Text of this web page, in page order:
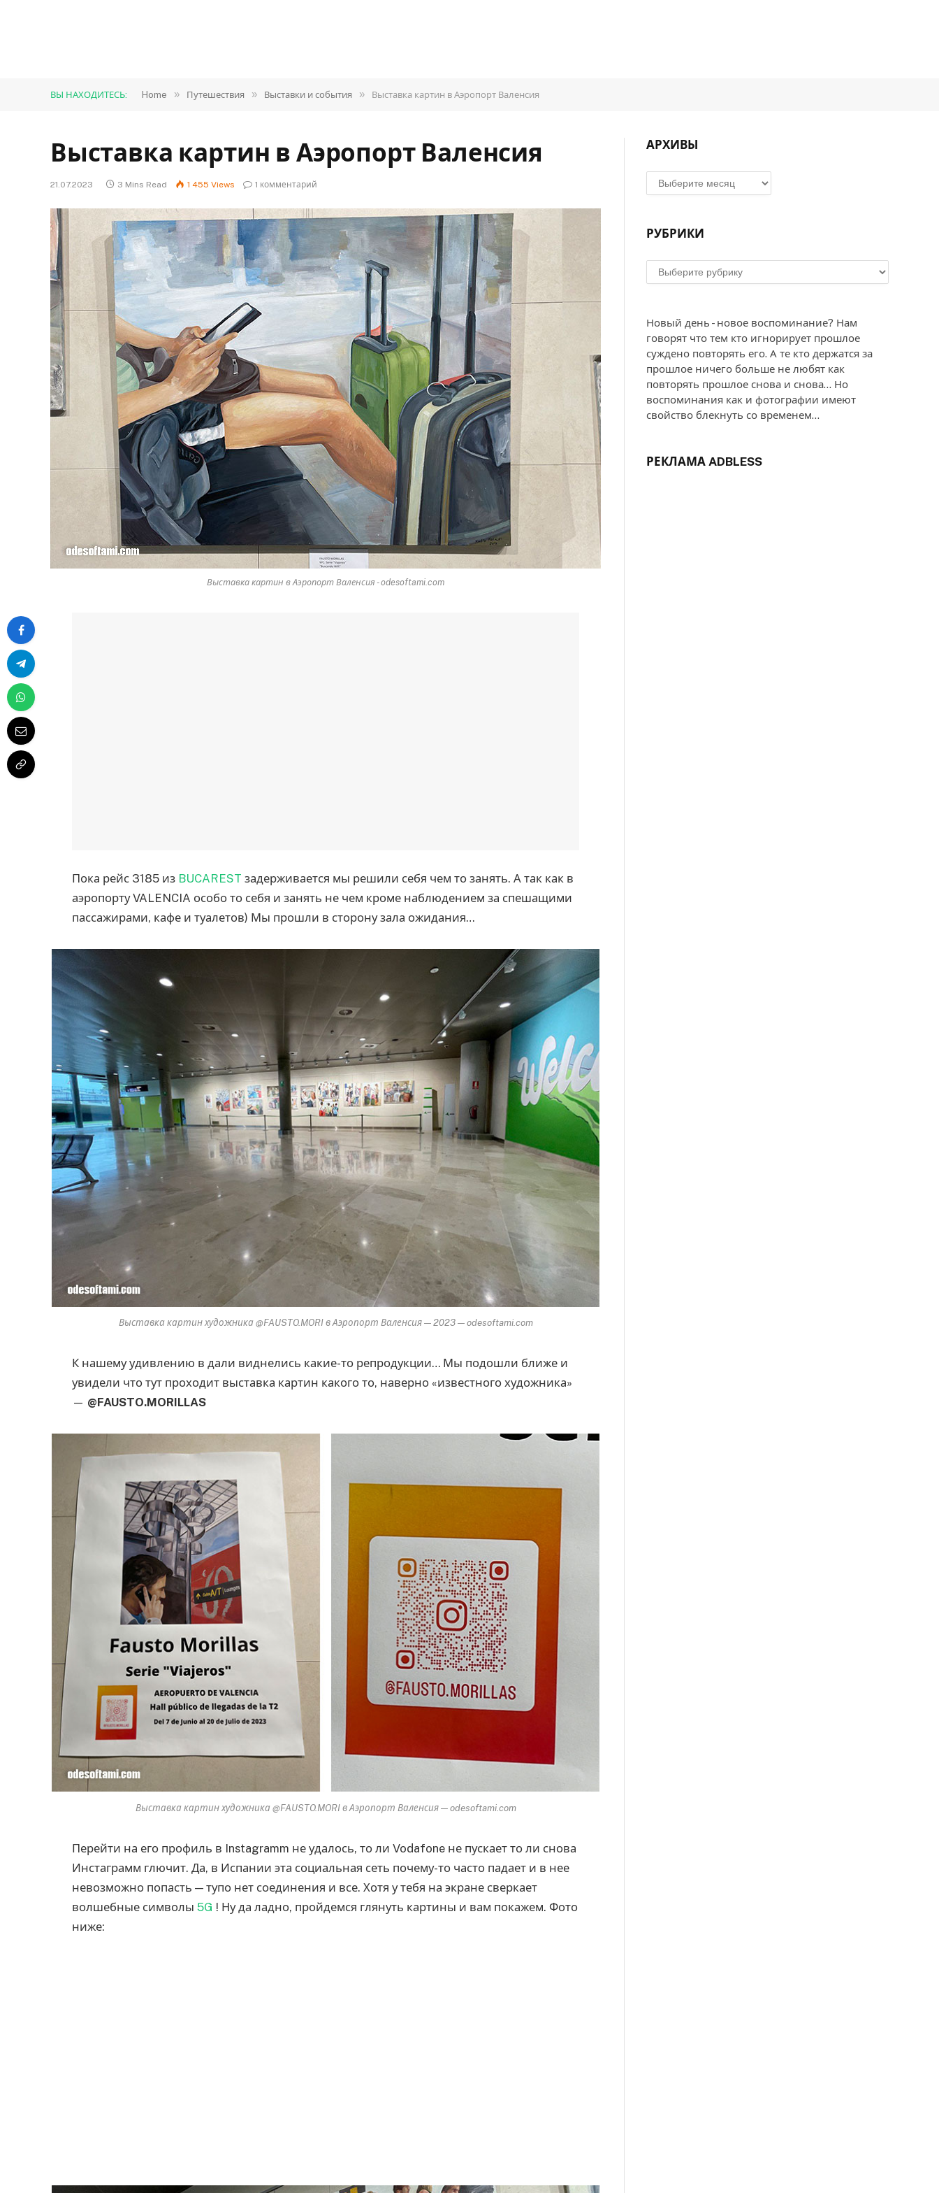
ВЫ НАХОДИТЕСЬ: Home » Путешествия » Выставки и события » Выставка картин в Аэропорт Валенсия
Выставка картин в Аэропорт Валенсия
21.07.2023 3 Mins Read 1 455 Views 1 комментарий
Выставка картин в Аэропорт Валенсия - odesoftami.com
Пока рейс 3185 из BUCAREST задерживается мы решили себя чем то занять. А так как в
аэропорту VALENCIA особо то себя и занять не чем кроме наблюдением за спешащими
пассажирами, кафе и туалетов) Мы прошли в сторону зала ожидания…
Выставка картин художника @FAUSTO.MORI в Аэропорт Валенсия — 2023 — odesoftami.com
К нашему удивлению в дали виднелись какие-то репродукции… Мы подошли ближе и
увидели что тут проходит выставка картин какого то, наверно «известного художника»
— @FAUSTO.MORILLAS
Выставка картин художника @FAUSTO.MORI в Аэропорт Валенсия — odesoftami.com
Перейти на его профиль в Instagramm не удалось, то ли Vodafone не пускает то ли снова
Инстаграмм глючит. Да, в Испании эта социальная сеть почему-то часто падает и в нее
невозможно попасть — тупо нет соединения и все. Хотя у тебя на экране сверкает
волшебные символы 5G ! Ну да ладно, пройдемся глянуть картины и вам покажем. Фото
ниже:
АРХИВЫ
Архивы
РУБРИКИ
Рубрики
Новый день - новое воспоминание? Нам
говорят что тем кто игнорирует прошлое
суждено повторять его. А те кто держатся за
прошлое ничего больше не любят как
повторять прошлое снова и снова... Но
воспоминания как и фотографии имеют
свойство блекнуть со временем...
РЕКЛАМА ADBLESS